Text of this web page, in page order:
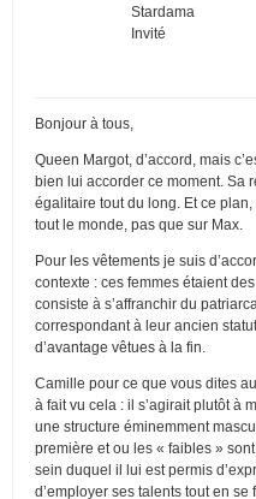
Stardama
Invité
Bonjour à tous,
Queen Margot, d’accord, mais
bien lui accorder ce moment. Sa
égalitaire tout du long. Et ce
tout le monde, pas que sur Max.
Pour les vêtements je suis
contexte : ces femmes étaient
consiste à s’affranchir du
correspondant à leur ancien
d’avantage vêtues à la fin.
Camille pour ce que vous dites
à fait vu cela : il s’agirait plutôt à
une structure éminemment
première et ou les « faibles »
sein duquel il lui est permis
d’employer ses talents tout en se